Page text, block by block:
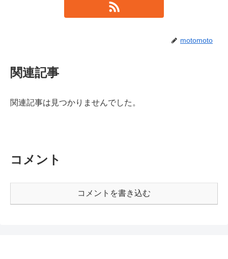
motomoto
関連記事
関連記事は見つかりませんでした。
コメント
コメントを書き込む